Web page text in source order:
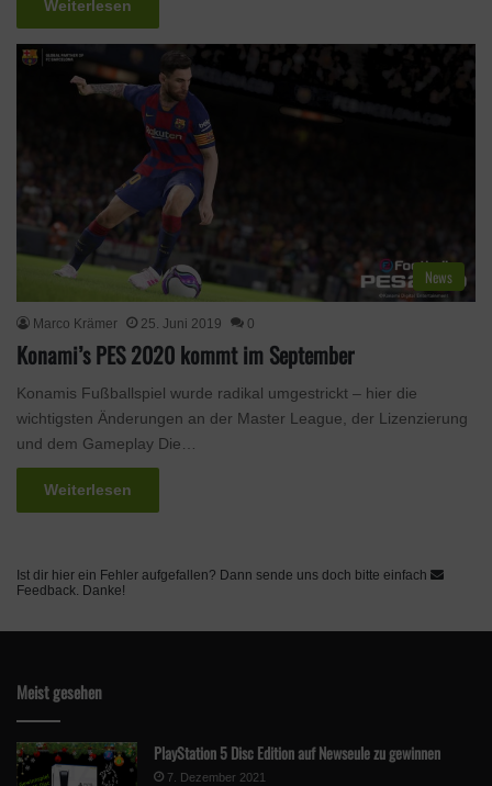
Weiterlesen
News
Marco Krämer 25. Juni 2019 0
Konami’s PES 2020 kommt im September
Konamis Fußballspiel wurde radikal umgestrickt – hier die
wichtigsten Änderungen an der Master League, der Lizenzierung
und dem Gameplay Die…
Weiterlesen
Ist dir hier ein Fehler aufgefallen? Dann sende uns doch bitte einfach
Feedback. Danke!
Meist gesehen
PlayStation 5 Disc Edition auf Newseule zu gewinnen
7. Dezember 2021